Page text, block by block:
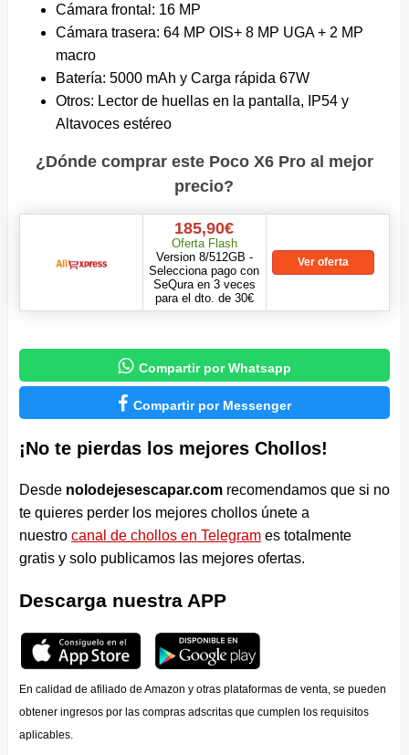
Cámara frontal: 16 MP
Cámara trasera: 64 MP OIS+ 8 MP UGA + 2 MP
macro
Batería: 5000 mAh y Carga rápida 67W
Otros: Lector de huellas en la pantalla, IP54 y
Altavoces estéreo
¿Dónde comprar este Poco X6 Pro al mejor
precio?
185,90€
Oferta Flash
Version 8/512GB -
Selecciona pago con
SeQura en 3 veces
para el dto. de 30€
Ver oferta
 Compartir por Whatsapp
 Compartir por Messenger
¡No te pierdas los mejores Chollos!
Desde nolodejesescapar.comrecomendamos que si no
te quieres perder los mejores chollos únete a
nuestro canal de chollos en Telegrames totalmente
gratis y solo publicamos las mejores ofertas.
Descarga nuestra APP
En calidad de afiliado de Amazon y otras plataformas de venta, se pueden
obtener ingresos por las compras adscritas que cumplen los requisitos
aplicables.